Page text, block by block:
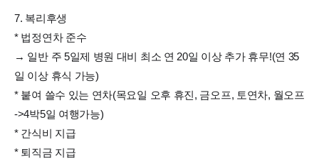
7. 복리후생
* 법정연차 준수
→ 일반 주 5일제 병원 대비 최소 연 20일 이상 추가 휴무!(연 35
일 이상 휴식 가능)
* 붙여 쓸수 있는 연차(목요일 오후 휴진, 금오프, 토연차, 월오프
->4박5일 여행가능)
* 간식비 지급
* 퇴직금 지급